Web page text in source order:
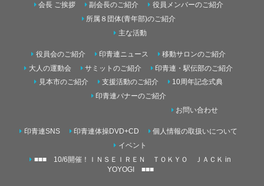
会長 ご挨拶 副会長のご紹介
役員メンバーのご紹介
所属８団体(青年部)のご紹介
主な活動
役員会のご紹介 印青連ニュース
移動サロンのご紹介
大人の運動会
サミットのご紹介
印青連・駅伝部のご紹介
見本市のご紹介
支援活動のご紹介
10周年記念式典
印青連バナーのご紹介
印青連SNS 印青連体操DVD+CD
お問い合わせ
個人情報の取扱いについて
イベント
■■■ 10/6開催！ＩＮＳＥＩＲＥＮ ＴＯＫＹＯ ＪＡＣＫ in
YOYOGI ■■■